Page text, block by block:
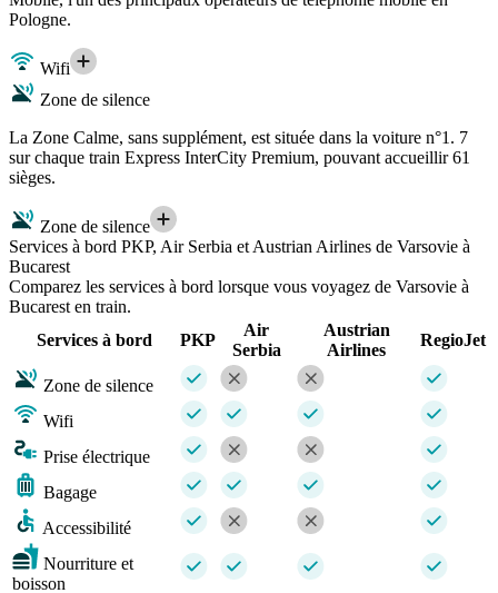
Pologne.
Wifi
Zone de silence
La Zone Calme, sans supplément, est située dans la voiture n°1. 7
sur chaque train Express InterCity Premium, pouvant accueillir 61
sièges.
Zone de silence
Services à bord PKP, Air Serbia et Austrian Airlines de Varsovie à
Bucarest
Comparez les services à bord lorsque vous voyagez de Varsovie à
Bucarest en train.
Services à bord
PKP
Air
Serbia
Austrian
Airlines
RegioJet
Zone de silence
Wifi
Prise électrique
Bagage
Accessibilité
Nourriture et
boisson